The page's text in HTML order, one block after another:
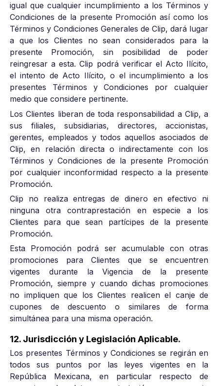
igual que cualquier incumplimiento a los Términos y
Condiciones de la presente Promoción así como los
Términos y Condiciones Generales de Clip, dará lugar
a que los Clientes no sean considerados para la
presente Promoción, sin posibilidad de poder
reingresar a esta. Clip podrá verificar el Acto Ilícito,
el intento de Acto Ilícito, o el incumplimiento a los
presentes Términos y Condiciones por cualquier
medio que considere pertinente.
Los Clientes liberan de toda responsabilidad a Clip, a
sus filiales, subsidiarias, directores, accionistas,
gerentes, empleados y todos aquellos asociados de
Clip, en relación directa o indirectamente con los
Términos y Condiciones de la presente Promoción
por cualquier inconformidad respecto a la presente
Promoción.
Clip no realiza entregas de dinero en efectivo ni
ninguna otra contraprestación en especie a los
Clientes para que sean partícipes de la presente
Promoción.
Esta Promoción podrá ser acumulable con otras
promociones para Clientes que se encuentren
vigentes durante la Vigencia de la presente
Promoción, siempre y cuando dichas promociones
no impliquen que los Clientes realicen el canje de
cupones de descuento o similares de forma
simultánea para una misma operación.
12. Jurisdicción y Legislación Aplicable.
Los presentes Términos y Condiciones se regirán en
todos sus puntos por las leyes vigentes en la
República Mexicana, en particular respecto de